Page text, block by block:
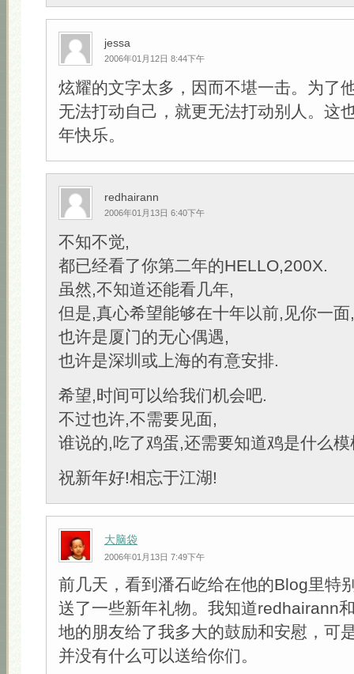
jessa
2006年01月12日 8:44下午
炫耀的文字太多，因而不堪一击。为了
无法打动自己，就更无法打动别人。这
年快乐。
redhairann
2006年01月13日 6:40下午
不知不觉,
都已经看了你第二年的HELLO,200X.
虽然,不知道还能看几年,
但是,真心希望能够在十年以前,见你一面,
也许是厦门的无心偶遇,
也许是深圳或上海的有意安排.
希望,时间可以给我们机会吧.
不过也许,不需要见面,
谁说的,吃了鸡蛋,还需要知道鸡是什么
祝新年好!相忘于江湖!
大脑袋
2006年01月13日 7:49下午
前几天，看到潘石屹给在他的Blog里特
送了一些新年礼物。我知道redhairann
地的朋友给了我多大的鼓励和安慰，可
并没有什么可以送给你们。